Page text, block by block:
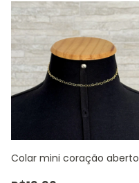
Colar mini coração aberto